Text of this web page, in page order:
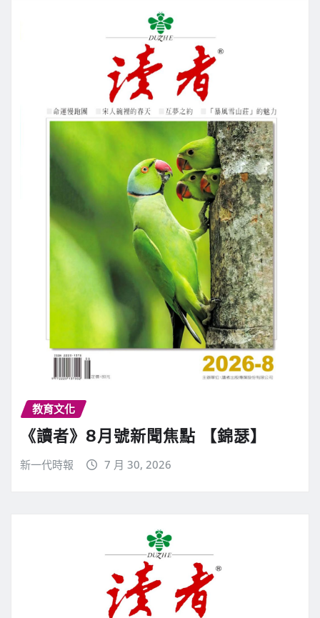
教育文化
《讀者》8月號新聞焦點 【錦瑟】
新一代時報 7 月 30, 2026